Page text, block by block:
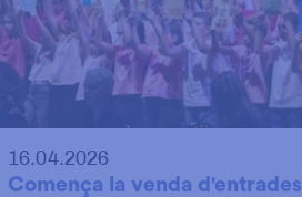
16.04.2026
Comença la venda